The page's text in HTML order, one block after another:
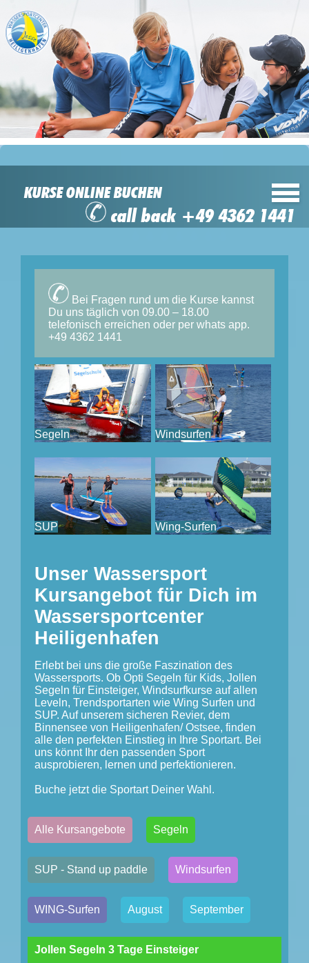
Bei Fragen rund um die Kurse kannst
Du uns täglich von 09.00 – 18.00
telefonisch erreichen oder per whats app.
+49 4362 1441
Segeln Windsurfen
SUP Wing-Surfen
Unser Wassersport
Kursangebot für Dich im
Wassersportcenter
Heiligenhafen
Erlebt bei uns die große Faszination des
Wassersports. Ob Opti Segeln für Kids, Jollen
Segeln für Einsteiger, Windsurfkurse auf allen
Leveln, Trendsportarten wie Wing Surfen und
SUP. Auf unserem sicheren Revier, dem
Binnensee von Heiligenhafen/ Ostsee, finden
alle den perfekten Einstieg in Ihre Sportart. Bei
uns könnt Ihr den passenden Sport
ausprobieren, lernen und perfektionieren.
Buche jetzt die Sportart Deiner Wahl.
Alle Kursangebote Segeln
SUP - Stand up paddle Windsurfen
WING-Surfen August September
Jollen Segeln 3 Tage Einsteiger
KURSE ONLINE BUCHEN
call back +49 4362 1441